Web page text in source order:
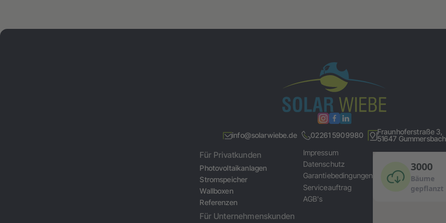
info@solarwiebe.de 02261 5909980 Fraunhoferstraße 3,
51647 Gummersbach
Für Privatkunden
Photovoltaikanlagen
Stromspeicher
Wallboxen
Referenzen
Für Unternehmenskunden
Impressum
Datenschutz
Garantiebedingungen
Serviceauftrag
AGB's